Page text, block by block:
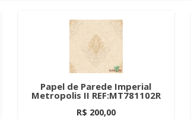
Papel de Parede Imperial
Metropolis II REF:MT781102R
R$ 200,00